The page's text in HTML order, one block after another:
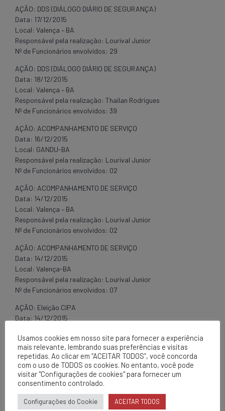
AÇÃO: DDS (DIÁLOGO DIÁRIO DE SEGURANÇA)
Data: 17/12/2015
Local: Valença – BA
Responsável pela realização: Lourival Junior
Nº de Funcionários envolvidos: 29
AÇÃO: DDS (DIÁLOGO DIÁRIO DE SEGURANÇA)
Data: 18/12/2015
Local: Valença – BA
Responsável pela realização: Thailan Rodrigues
Nº de Funcionários envolvidos: 39
AÇÃO: ACOMPANHAMENTO DE SERVIÇO
Data: 16/12/2015
Local: GANDU-BA
Responsável pela realização: Lourival Junior
Nº de Funcionários envolvidos: 02
AÇÃO: ACOMPANHAMENTO DE SERVIÇO
Data: 14/12/2015
Local: Valença – BA
Responsável pela realização: Lourival Junior
Nº de Funcionários envolvidos: 02
AÇÃO: ACOMPANHAMENTO DE SERVIÇO
Data: 14/12/2015
Local: Valença-BA
Responsável pela realização: Lourival Junior
Nº de Funcionários envolvidos: 07
AÇÃO: Eleição CIPA
Data: 14/12/2015
Nº de Funcionários envolvidos: 80
AÇÃO: FISCALIZAÇÃO PRÓPRIA
Data: 16/12/2015
Local: Apuarema
Responsável pela realização: Lourival Junior
Nº de Funcionários envolvidos: 02
Usamos cookies em nosso site para fornecer a experiência
mais relevante, lembrando suas preferências e visitas
repetidas. Ao clicar em “ACEITAR TODOS”, você concorda
com o uso de TODOS os cookies. No entanto, você pode
visitar "Configurações de cookies" para fornecer um
consentimento controlado.
Configurações do Cookie ACEITAR TODOS